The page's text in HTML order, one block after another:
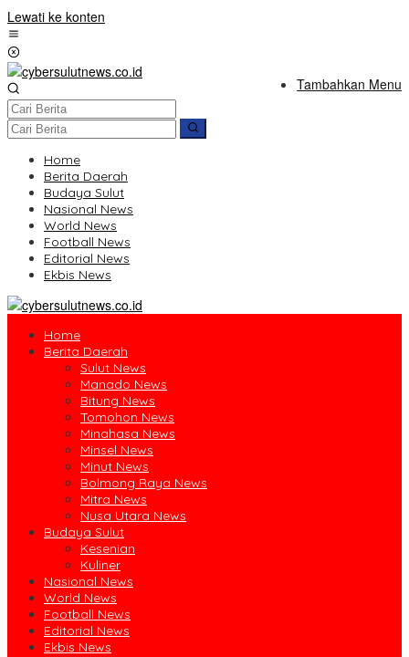
Lewati ke konten
Tambahkan Menu
Home
Berita Daerah
Budaya Sulut
Nasional News
World News
Football News
Editorial News
Ekbis News
Home
Berita Daerah
Sulut News
Manado News
Bitung News
Tomohon News
Minahasa News
Minsel News
Minut News
Bolmong Raya News
Mitra News
Nusa Utara News
Budaya Sulut
Kesenian
Kuliner
Nasional News
World News
Football News
Editorial News
Ekbis News